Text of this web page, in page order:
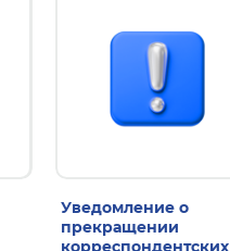
Уведомление о
прекращении
корреспондентских